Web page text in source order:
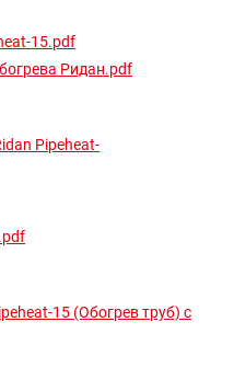
15.pdf
Ридан.pdf
Pipeheat-
15 (Обогрев труб) c